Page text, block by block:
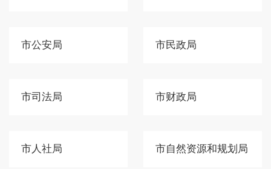
市公安局 市民政局
市司法局 市财政局
市人社局 市自然资源和规划局